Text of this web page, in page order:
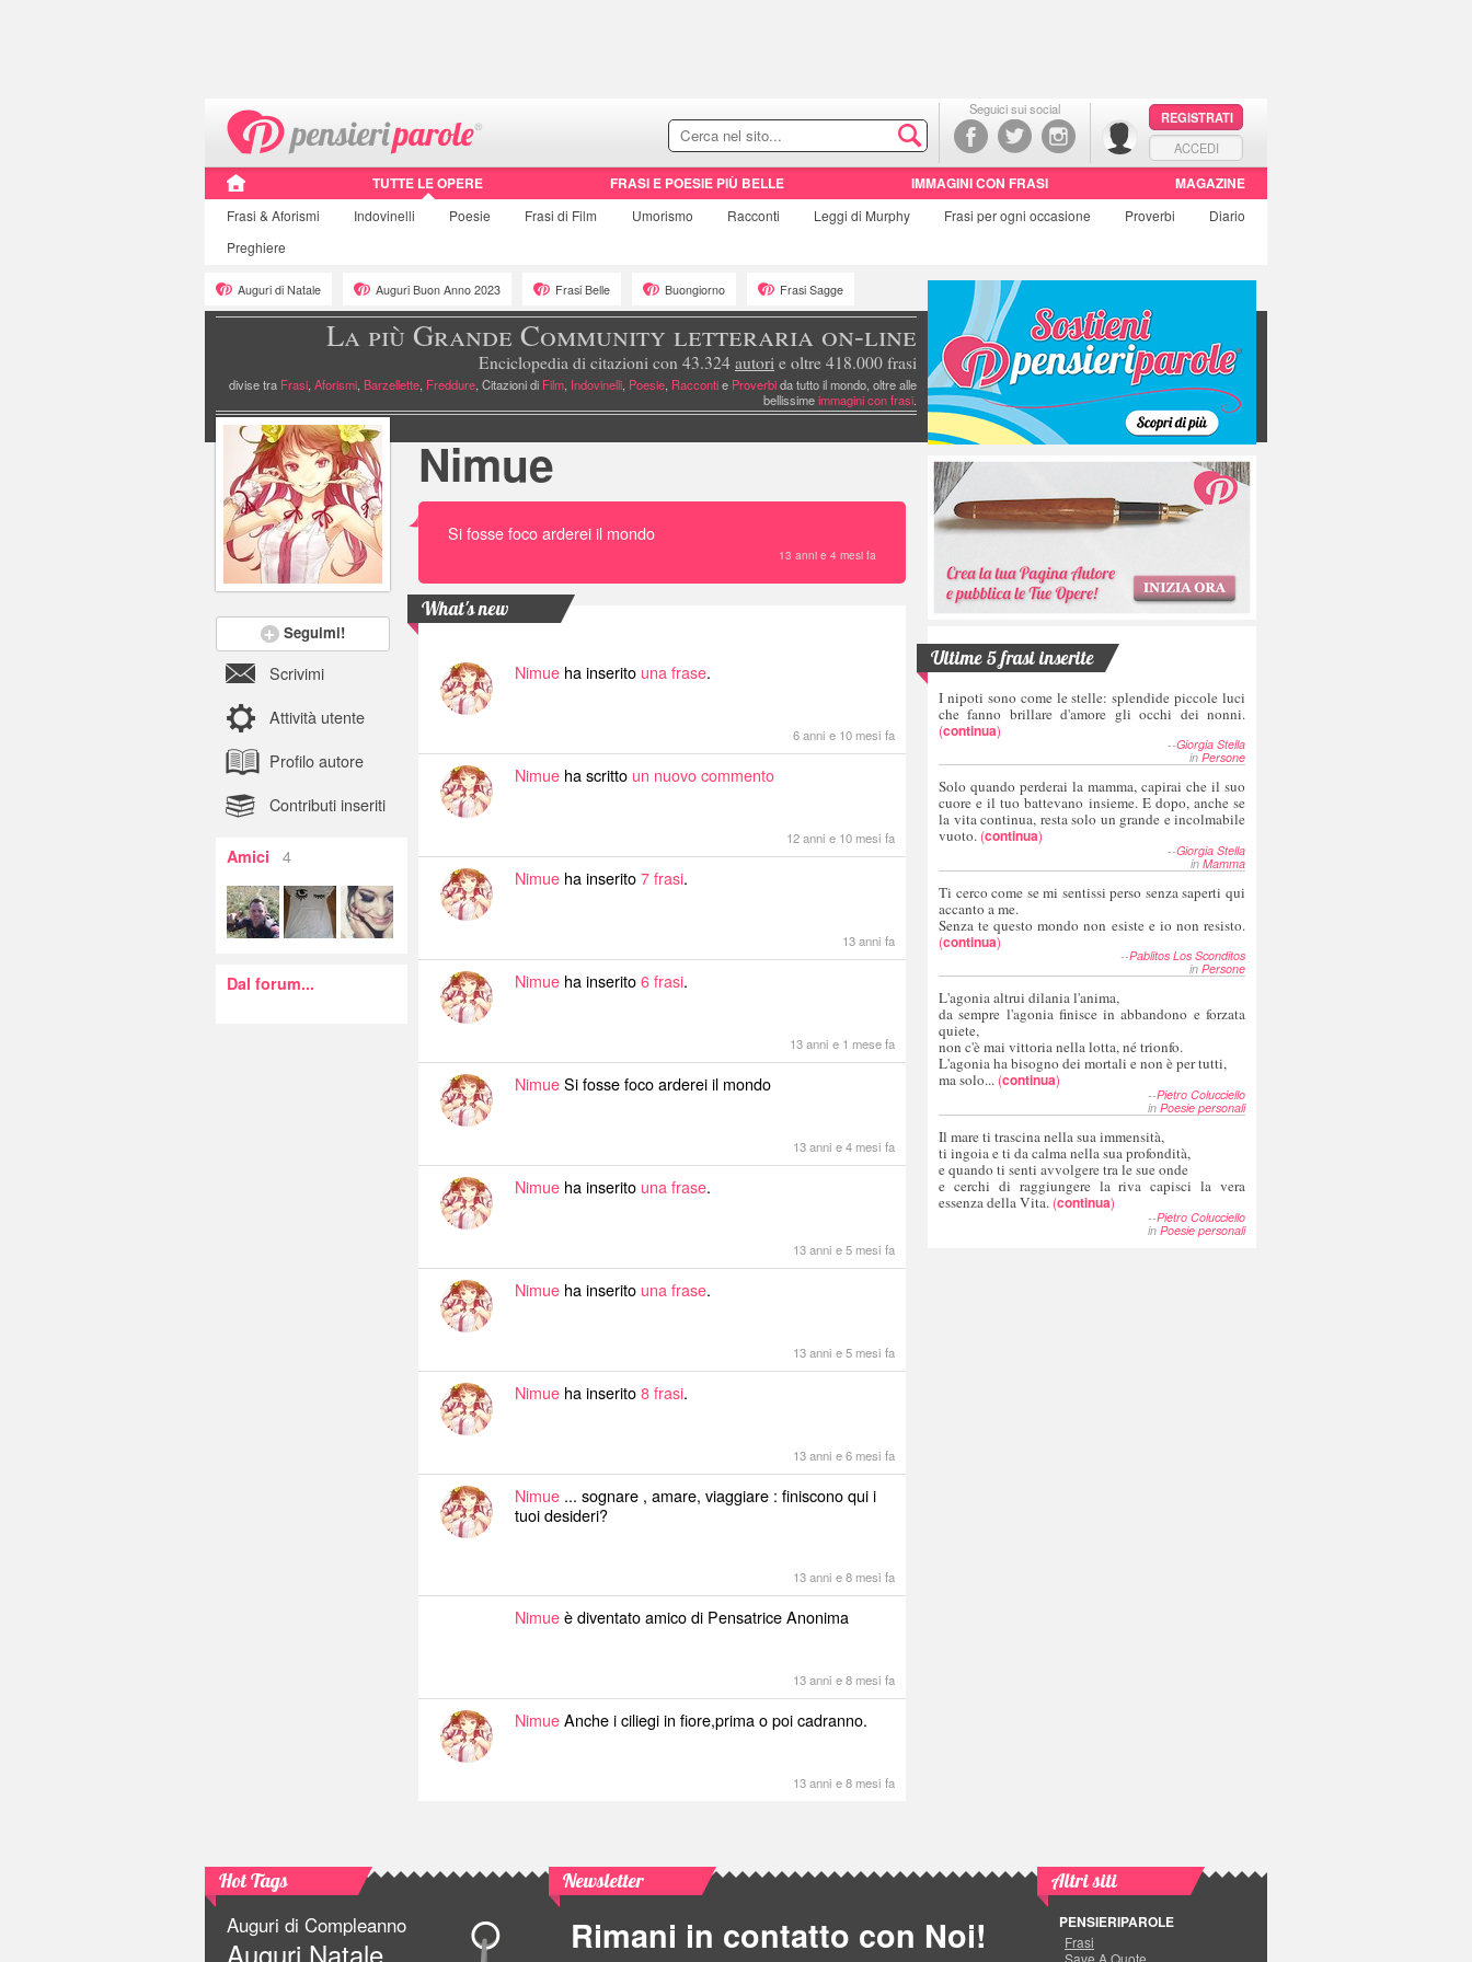
Seguici sui social
REGISTRATI
ACCEDI
TUTTE LE OPERE FRASI E POESIE PIÙ BELLE IMMAGINI CON FRASI MAGAZINE
Frasi & Aforismi Indovinelli Poesie Frasi di Film Umorismo Racconti Leggi di Murphy Frasi per ogni occasione Proverbi
Diario
Preghiere
Auguri di Natale Auguri Buon Anno 2023 Frasi Belle Buongiorno Frasi Sagge
La più Grande Community letteraria on-line
Enciclopedia di citazioni con 43.324 autori e oltre 418.000 frasi
divise tra Frasi, Aforismi, Barzellette, Freddure, Citazioni di Film, Indovinelli, Poesie, Raccontie Proverbida tutto il mondo, oltre alle
bellissimeimmagini con frasi.
»Pagina personale
Nimue
Si fosse foco arderei il mondo
13 anni e 4 mesi fa
What's new
Nimue ha inserito una frase.
6 anni e 10 mesi fa
Nimue ha scritto un nuovo commento
12 anni e 10 mesi fa
Nimue ha inserito7 frasi.
13 anni fa
Nimue ha inserito6 frasi.
13 anni e 1 mese fa
NimueSi fosse foco arderei il mondo
13 anni e 4 mesi fa
Nimue ha inserito una frase.
13 anni e 5 mesi fa
Nimue ha inserito una frase.
13 anni e 5 mesi fa
Nimue ha inserito8 frasi.
13 anni e 6 mesi fa
Nimue ... sognare , amare, viaggiare : finiscono qui i
tuoi desideri?
13 anni e 8 mesi fa
Nimueè diventato amico di Pensatrice Anonima
13 anni e 8 mesi fa
NimueAnche i ciliegi in fiore,prima o poi cadranno.
13 anni e 8 mesi fa
Seguimi!
Scrivimi
Attività utente
Profilo autore
Contributi inseriti
Amici 4
Dal forum...
Ultime 5 frasi inserite
I nipoti sono come le stelle: splendide piccole luci
che fanno brillare d'amore gli occhi dei nonni.
(continua)
--Giorgia Stella
in Persone
Solo quando perderai la mamma, capirai che il suo
cuore e il tuo battevano insieme. E dopo, anche se
la vita continua, resta solo un grande e incolmabile
vuoto. (continua)
--Giorgia Stella
in Mamma
Ti cerco come se mi sentissi perso senza saperti qui
accanto a me.
Senza te questo mondo non esiste e io non resisto.
(continua)
--Pablitos Los Sconditos
in Persone
L'agonia altrui dilania l'anima,
da sempre l'agonia finisce in abbandono e forzata
quiete,
non c'è mai vittoria nella lotta, né trionfo.
L'agonia ha bisogno dei mortali e non è per tutti,
ma solo... (continua)
--Pietro Colucciello
in Poesie personali
Il mare ti trascina nella sua immensità,
ti ingoia e ti da calma nella sua profondità,
e quando ti senti avvolgere tra le sue onde
e cerchi di raggiungere la riva capisci la vera
essenza della Vita. (continua)
--Pietro Colucciello
in Poesie personali
Hot Tags
Auguri di Compleanno
Auguri Natale
Newsletter
Rimani in contatto con Noi!
Altri siti
PENSIERIPAROLE
Frasi
Save A Quote